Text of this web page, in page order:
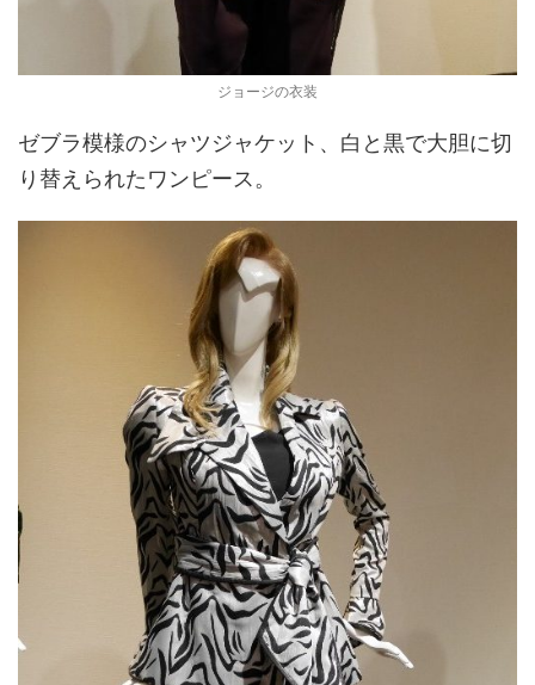
ジョージの衣装
ゼブラ模様のシャツジャケット、白と黒で大胆に切
り替えられたワンピース。